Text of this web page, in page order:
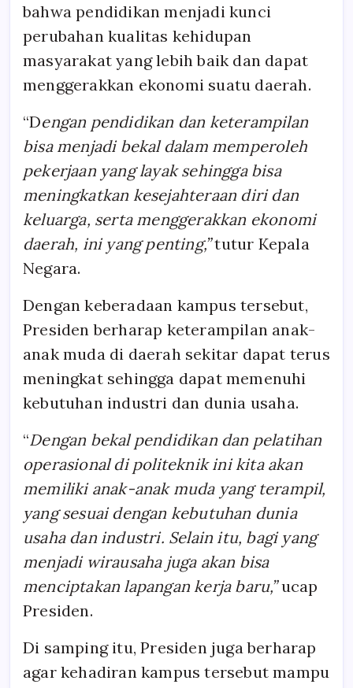
bahwa pendidikan menjadi kunci
perubahan kualitas kehidupan
masyarakat yang lebih baik dan dapat
menggerakkan ekonomi suatu daerah.
“Dengan pendidikan dan keterampilan
bisa menjadi bekal dalam memperoleh
pekerjaan yang layak sehingga bisa
meningkatkan kesejahteraan diri dan
keluarga, serta menggerakkan ekonomi
daerah, ini yang penting,”tutur Kepala
Negara.
Dengan keberadaan kampus tersebut,
Presiden berharap keterampilan anak-
anak muda di daerah sekitar dapat terus
meningkat sehingga dapat memenuhi
kebutuhan industri dan dunia usaha.
“Dengan bekal pendidikan dan pelatihan
operasional di politeknik ini kita akan
memiliki anak-anak muda yang terampil,
yang sesuai dengan kebutuhan dunia
usaha dan industri. Selain itu, bagi yang
menjadi wirausaha juga akan bisa
menciptakan lapangan kerja baru,”ucap
Presiden.
Di samping itu, Presiden juga berharap
agar kehadiran kampus tersebut mampu